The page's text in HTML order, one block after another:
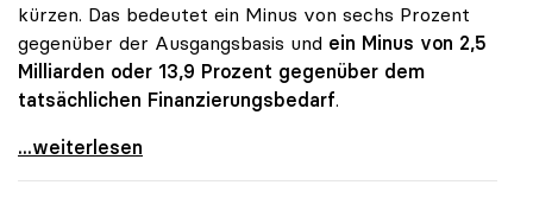
kürzen. Das bedeutet ein Minus von sechs Prozent
gegenüber der Ausgangsbasis und ein Minus von 2,5
Milliarden oder 13,9 Prozent gegenüber dem
tatsächlichen Finanzierungsbedarf.
\"Österreich ist für die heimischen Universitäten
...weiterlesen